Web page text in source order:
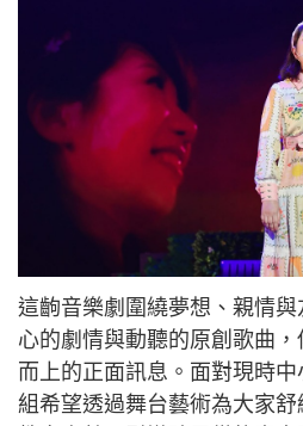
這齣音樂劇圍繞夢想、親情
心的劇情與動聽的原創歌曲
而上的正面訊息。面對現時
組希望透過舞台藝術為大家